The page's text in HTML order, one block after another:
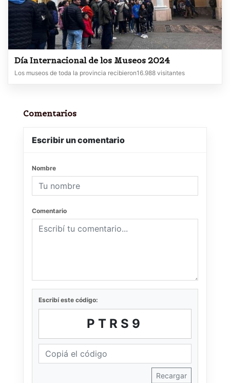
Día Internacional de los Museos 2024
Los museos de toda la provincia recibieron16.988 visitantes
Comentarios
Escribir un comentario
Nombre
Comentario
Escribí este código:
PTRS9
Recargar